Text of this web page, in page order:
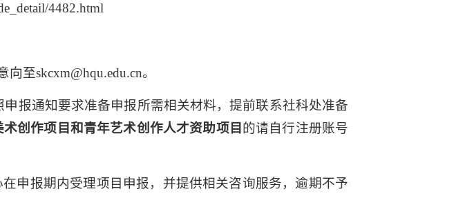
4482.html
至skcxm@hqu.edu.cn。
申报通知要求准备申报所需相关材料，提前联系社科处准备
术创作项目和青年艺术创作人才资助项目 的请自行注册账号
申报期内受理项目申报，并提供相关咨询服务，逾期不予